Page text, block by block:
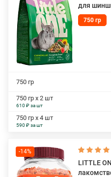
для
750 гр
750 гр
750 гр х 2 шт
610 ₽ за шт
750 гр х 4 шт
590 ₽ за шт
-14%
LITTLE